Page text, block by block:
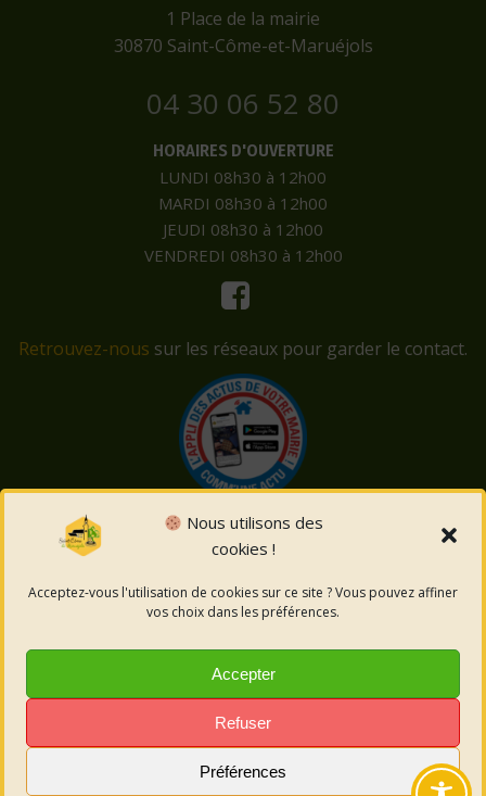
Nous utilisons des
cookies !
Acceptez-vous l'utilisation de cookies sur ce site ? Vous pouvez affiner
vos choix dans les préférences.
Accepter
Refuser
Préférences
​1 Place de la mairie
​30870 Saint-Côme-et-Maruéjols
04 30 06 52 80
HORAIRES D'OUVERTURE
LUNDI 08h30 à 12h00
MARDI 08h30 à 12h00
JEUDI 08h30 à 12h00
VENDREDI 08h30 à 12h00
Retrouvez-nous sur les réseaux pour garder le contact.
© 2026 Saint-Côme-et-Maruéjols. Un service proposé
Mentions légales
Politique des cookies